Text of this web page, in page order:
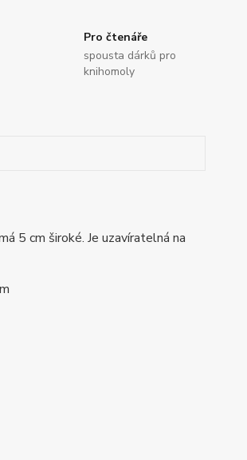
Pro čtenáře
spousta dárků pro
knihomoly
5 cm široké. Je uzavíratelná na